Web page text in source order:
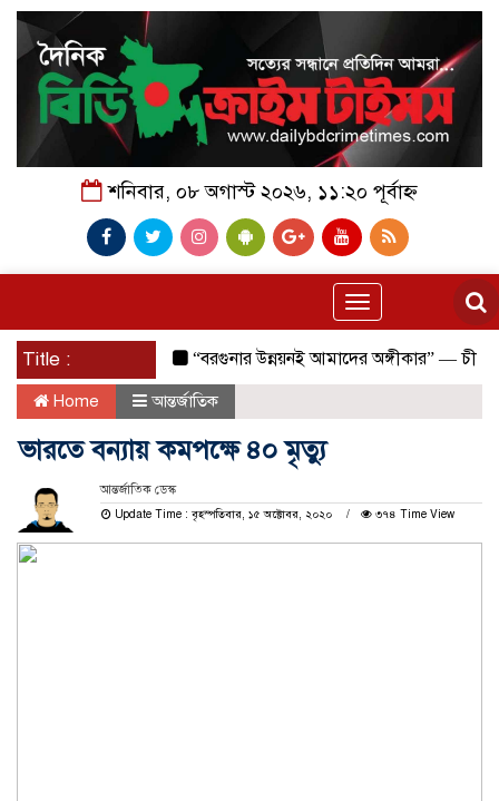
শনিবার, ০৮ অগাস্ট ২০২৬, ১১:২০ পূর্বাহ্ন
Toggle
navigation
Title : “বরগুনার উন্নয়নই আমাদের অঙ্গীকার” — চীফ হুইপ
Home আন্তর্জাতিক
ভারতে বন্যায় কমপক্ষে ৪০ মৃত্যু
আন্তর্জাতিক ডেস্ক
Update Time : বৃহস্পতিবার, ১৫ অক্টোবর, ২০২০
৩৭৪ Time View